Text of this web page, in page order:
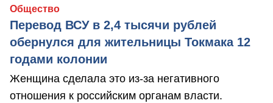
Общество
Перевод ВСУ в 2,4 тысячи рублей
обернулся для жительницы Токмака 12
годами колонии
Женщина сделала это из-за негативного
отношения к российским органам власти.